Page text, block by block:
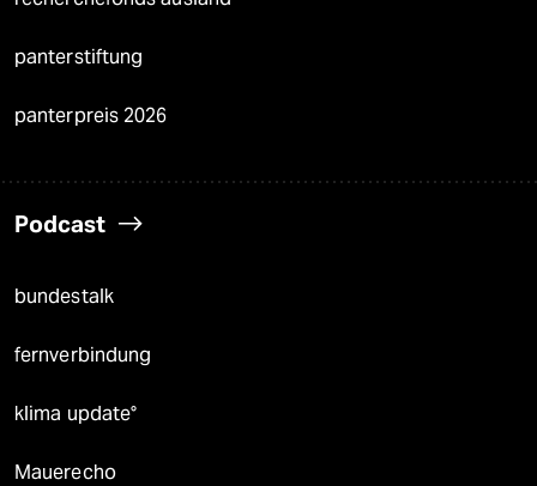
panterstiftung
panterpreis 2026
Podcast
bundestalk
fernverbindung
klima update°
Mauerecho